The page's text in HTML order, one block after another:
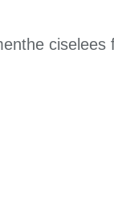
ciselees